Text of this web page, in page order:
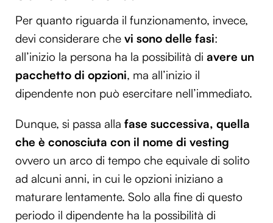
Per quanto riguarda il funzionamento, invece,
devi considerare che vi sono delle fasi:
all’inizio la persona ha la possibilità di avere un
pacchetto di opzioni, ma all’inizio il
dipendente non può esercitare nell’immediato.
Dunque, si passa alla fase successiva, quella
che è conosciuta con il nome di vesting
ovvero un arco di tempo che equivale di solito
ad alcuni anni, in cui le opzioni iniziano a
maturare lentamente. Solo alla fine di questo
periodo il dipendente ha la possibilità di